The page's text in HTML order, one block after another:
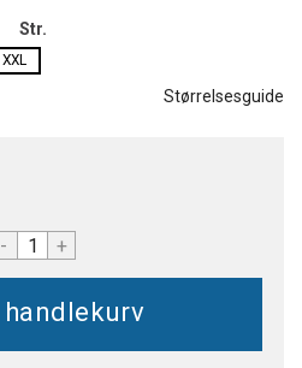
Str.
XXL
Størrelsesguide
- +